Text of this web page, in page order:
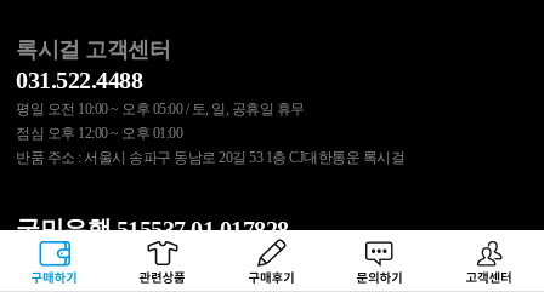
구매하기 관련상품 상품후기 문의하기 고객센터
록시걸 고객센터
031.522.4488
평일 오전 10:00 ~ 오후 05:00 / 토, 일, 공휴일 휴무
점심 오후 12:00 ~ 오후 01:00
반품 주소 : 서울시 송파구 동남로 20길 53 1층 CJ대한통운 록시걸
국민은행 515537.01.017828
무통장 입금 결제 또는 교환/반품 비용은 위 계좌로 입금바랍니다.
예금주 : (주)에스에이코리아